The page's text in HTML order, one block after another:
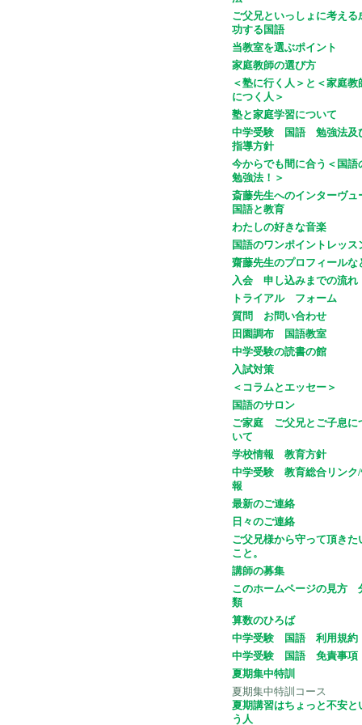
ご父兄といっしょに考える
功する国語
当教室を選ぶポイント
家庭教師の選び方
＜塾に行く人＞と＜家庭教
につく人＞
塾と家庭学習について
中学受験 国語 勉強法及
指導方針
今からでも間に合う＜国語
勉強法！＞
斎藤先生へのインターヴュ
国語と教育
わたしの好きな音楽
国語のワンポイントレッス
齋藤先生のプロフィールな
入会 申し込みまでの流れ
トライアル フォーム
質問 お問い合わせ
田園調布 国語教室
中学受験の読書の館
入試対策
＜コラムとエッセー＞
国語のサロン
ご家庭 ご父兄とご子息に
いて
学校情報 教育方針
中学受験 教育総合リンク
報
最新のご連絡
日々のご連絡
ご父兄様から守って頂きた
こと。
講師の募集
このホームページの見方
類
算数のひろば
中学受験 国語 利用規約
中学受験 国語 免責事項
夏期集中特訓
夏期集中特訓コース
夏期講習はちょっと不安と
う人